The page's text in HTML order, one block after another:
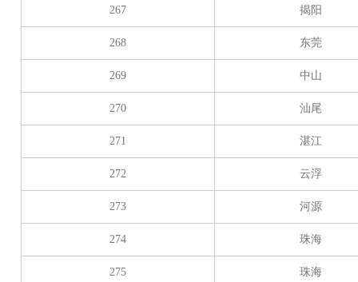
267 揭阳
268 东莞
269 中山
270 汕尾
271 湛江
272 云浮
273 河源
274 珠海
275 珠海